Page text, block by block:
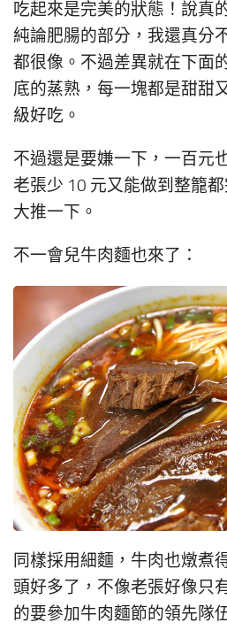
吃起來是完美的狀態！說真
純論肥腸的部分，我還真分
都很像。不過差異就在下面
底的蒸熟，每一塊都是甜甜
級好吃。
不過還是要嫌一下，一百元
老張少 10 元又能做到整籠
大推一下。
不一會兒牛肉麵也來了：
同樣採用細麵，牛肉也燉煮
頭好多了，不像老張好像只
的要參加牛肉麵節的領先隊